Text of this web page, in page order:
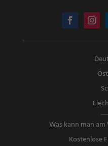
Was kann man
Kostenlose